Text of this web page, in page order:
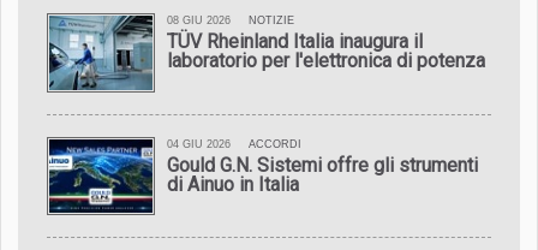
08 GIU 2026 NOTIZIE
TÜV Rheinland Italia inaugura il
laboratorio per l'elettronica di potenza
04 GIU 2026 ACCORDI
Gould G.N. Sistemi offre gli strumenti
di Ainuo in Italia